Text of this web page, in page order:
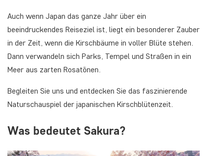
Auch wenn Japan das ganze Jahr über ein
beeindruckendes Reiseziel ist, liegt ein besonderer Zauber
in der Zeit, wenn die Kirschbäume in voller Blüte stehen.
Dann verwandeln sich Parks, Tempel und Straßen in ein
Meer aus zarten Rosatönen.
Begleiten Sie uns und entdecken Sie das faszinierende
Naturschauspiel der japanischen Kirschblütenzeit.
Was bedeutet Sakura?